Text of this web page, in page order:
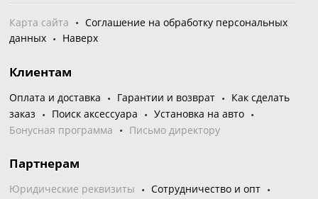
Карта сайта
Соглашение на обработку персональных
данных
Наверх
Клиентам
Оплата и доставка Гарантии и возврат
Как сделать
заказ
Поиск аксессуара
Установка на авто
Бонусная программа
Письмо директору
Партнерам
Юридические реквизиты
Сотрудничество и опт